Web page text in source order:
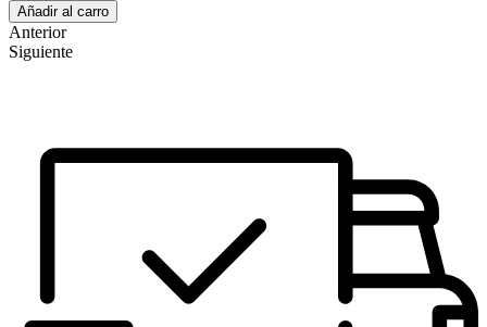
Añadir al carro
Anterior
Siguiente